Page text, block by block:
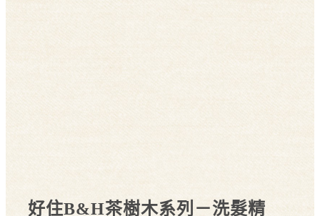
好住B&H茶樹木系列－洗髮精